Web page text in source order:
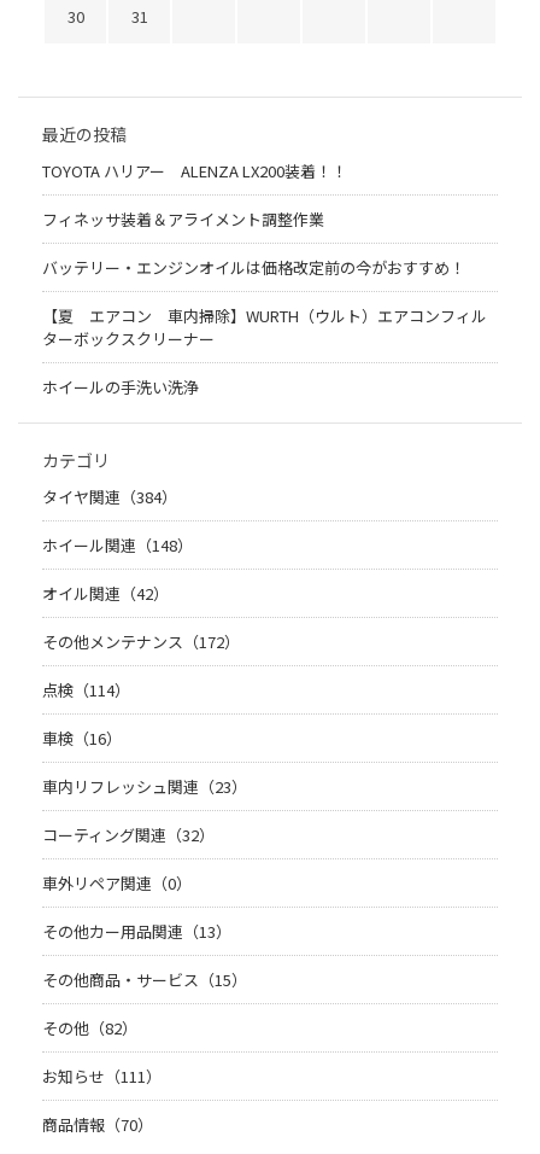
30
31
最近の投稿
TOYOTA ハリアー ALENZA LX200装着！！
フィネッサ装着＆アライメント調整作業
バッテリー・エンジンオイルは価格改定前の今がおすすめ！
【夏 エアコン 車内掃除】WURTH（ウルト）エアコンフィル
ターボックスクリーナー
ホイールの手洗い洗浄
カテゴリ
タイヤ関連（384）
ホイール関連（148）
オイル関連（42）
その他メンテナンス（172）
点検（114）
車検（16）
車内リフレッシュ関連（23）
コーティング関連（32）
車外リペア関連（0）
その他カー用品関連（13）
その他商品・サービス（15）
その他（82）
お知らせ（111）
商品情報（70）